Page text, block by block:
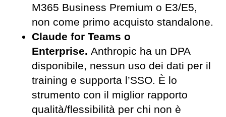
M365 Business Premium o E3/E5,
non come primo acquisto standalone.
Claude for Teams o
Enterprise. Anthropic ha un DPA
disponibile, nessun uso dei dati per il
training e supporta l’SSO. È lo
strumento con il miglior rapporto
qualità/flessibilità per chi non è